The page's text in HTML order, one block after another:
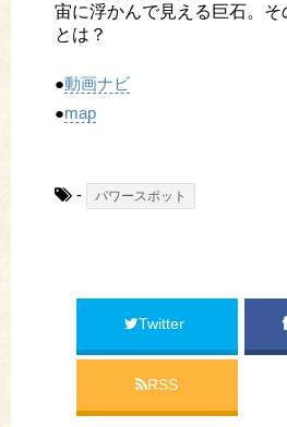
宙に浮かんで見える巨石。そ
とは？
●動画ナビ
●map
- パワースポット
Twitter
RSS